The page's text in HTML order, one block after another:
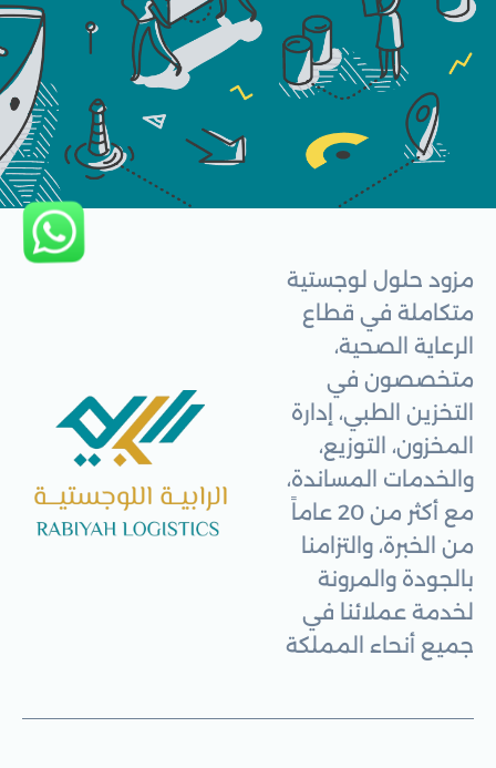
مزود حلول لوجستية
متكاملة في قطاع
الرعاية الصحية،
متخصصون في
التخزين الطبي، إدارة
المخزون، التوزيع،
والخدمات المساندة،
مع أكثر من 20 عاماً
من الخبرة، والتزامنا
بالجودة والمرونة
لخدمة عملائنا في
جميع أنحاء المملكة